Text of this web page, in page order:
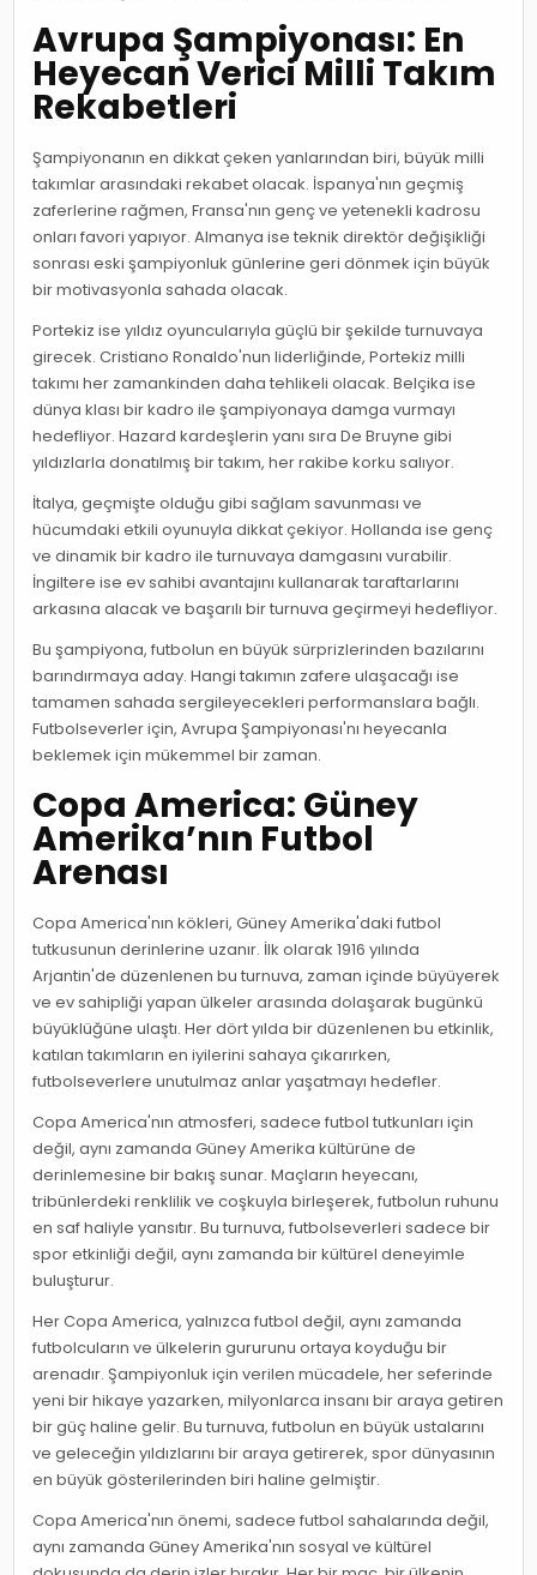
Avrupa Şampiyonası: En
Heyecan Verici Milli Takım
Rekabetleri
Şampiyonanın en dikkat çeken yanlarından biri, büyük milli
takımlar arasındaki rekabet olacak. İspanya'nın geçmiş
zaferlerine rağmen, Fransa'nın genç ve yetenekli kadrosu
onları favori yapıyor. Almanya ise teknik direktör değişikliği
sonrası eski şampiyonluk günlerine geri dönmek için büyük
bir motivasyonla sahada olacak.
Portekiz ise yıldız oyuncularıyla güçlü bir şekilde turnuvaya
girecek. Cristiano Ronaldo'nun liderliğinde, Portekiz milli
takımı her zamankinden daha tehlikeli olacak. Belçika ise
dünya klası bir kadro ile şampiyonaya damga vurmayı
hedefliyor. Hazard kardeşlerin yanı sıra De Bruyne gibi
yıldızlarla donatılmış bir takım, her rakibe korku salıyor.
İtalya, geçmişte olduğu gibi sağlam savunması ve
hücumdaki etkili oyunuyla dikkat çekiyor. Hollanda ise genç
ve dinamik bir kadro ile turnuvaya damgasını vurabilir.
İngiltere ise ev sahibi avantajını kullanarak taraftarlarını
arkasına alacak ve başarılı bir turnuva geçirmeyi hedefliyor.
Bu şampiyona, futbolun en büyük sürprizlerinden bazılarını
barındırmaya aday. Hangi takımın zafere ulaşacağı ise
tamamen sahada sergileyecekleri performanslara bağlı.
Futbolseverler için, Avrupa Şampiyonası'nı heyecanla
beklemek için mükemmel bir zaman.
Copa America: Güney
Amerika’nın Futbol
Arenası
Copa America'nın kökleri, Güney Amerika'daki futbol
tutkusunun derinlerine uzanır. İlk olarak 1916 yılında
Arjantin'de düzenlenen bu turnuva, zaman içinde büyüyerek
ve ev sahipliği yapan ülkeler arasında dolaşarak bugünkü
büyüklüğüne ulaştı. Her dört yılda bir düzenlenen bu etkinlik,
katılan takımların en iyilerini sahaya çıkarırken,
futbolseverlere unutulmaz anlar yaşatmayı hedefler.
Copa America'nın atmosferi, sadece futbol tutkunları için
değil, aynı zamanda Güney Amerika kültürüne de
derinlemesine bir bakış sunar. Maçların heyecanı,
tribünlerdeki renklilik ve coşkuyla birleşerek, futbolun ruhunu
en saf haliyle yansıtır. Bu turnuva, futbolseverleri sadece bir
spor etkinliği değil, aynı zamanda bir kültürel deneyimle
buluşturur.
Her Copa America, yalnızca futbol değil, aynı zamanda
futbolcuların ve ülkelerin gururunu ortaya koyduğu bir
arenadır. Şampiyonluk için verilen mücadele, her seferinde
yeni bir hikaye yazarken, milyonlarca insanı bir araya getiren
bir güç haline gelir. Bu turnuva, futbolun en büyük ustalarını
ve geleceğin yıldızlarını bir araya getirerek, spor dünyasının
en büyük gösterilerinden biri haline gelmiştir.
Copa America'nın önemi, sadece futbol sahalarında değil,
aynı zamanda Güney Amerika'nın sosyal ve kültürel